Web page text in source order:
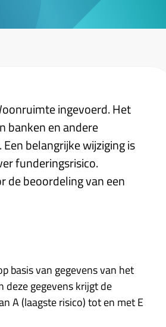
ingevoerd. Het
banken en andere
belangrijke wijziging is
funderingsrisico.
de beoordeling van een
basis van gegevens van het
deze gegevens krijgt de
A (laagste risico) tot en met E